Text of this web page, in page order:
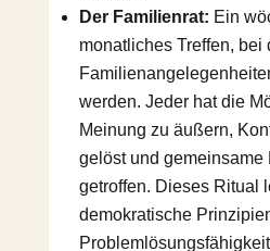
Der Familienrat: Ein
monatliches Treffen, bei
werden. Jeder hat die
Meinung zu äußern,
gelöst und gemeinsame
getroffen. Dieses Ritual
demokratische